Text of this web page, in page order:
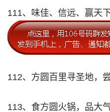
111、味佳、信远、赢天
112、方圆百里寻圣地，
113、食方圆火锅，品大气